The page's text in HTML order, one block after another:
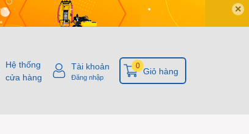
✕
Hệ thống
cửa hàng
Tài khoản
Đăng nhập
Giỏ hàng
0